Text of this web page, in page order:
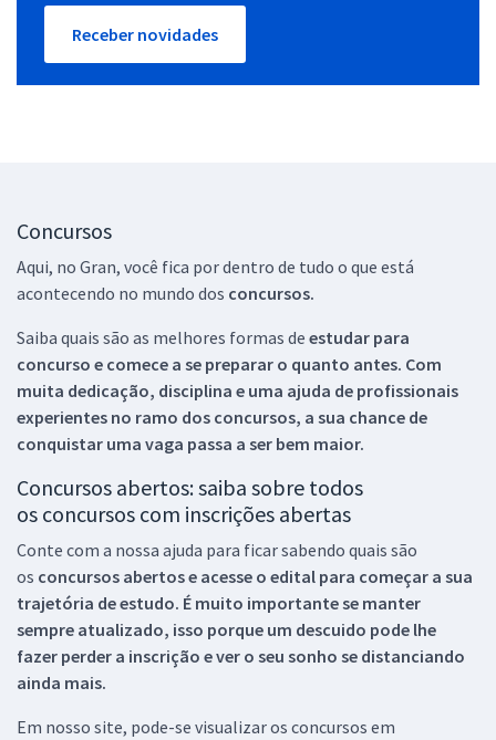
Receber novidades
Concursos
Aqui, no Gran, você fica por dentro de tudo o que está
acontecendo no mundo dos concursos.
Saiba quais são as melhores formas de estudar para
concurso e comece a se preparar o quanto antes. Com
muita dedicação, disciplina e uma ajuda de profissionais
experientes no ramo dos concursos, a sua chance de
conquistar uma vaga passa a ser bem maior.
Concursos abertos: saiba sobre todos
os concursos com inscrições abertas
Conte com a nossa ajuda para ficar sabendo quais são
os concursos abertos e acesse o edital para começar a sua
trajetória de estudo. É muito importante se manter
sempre atualizado, isso porque um descuido pode lhe
fazer perder a inscrição e ver o seu sonho se distanciando
ainda mais.
Em nosso site, pode-se visualizar os concursos em